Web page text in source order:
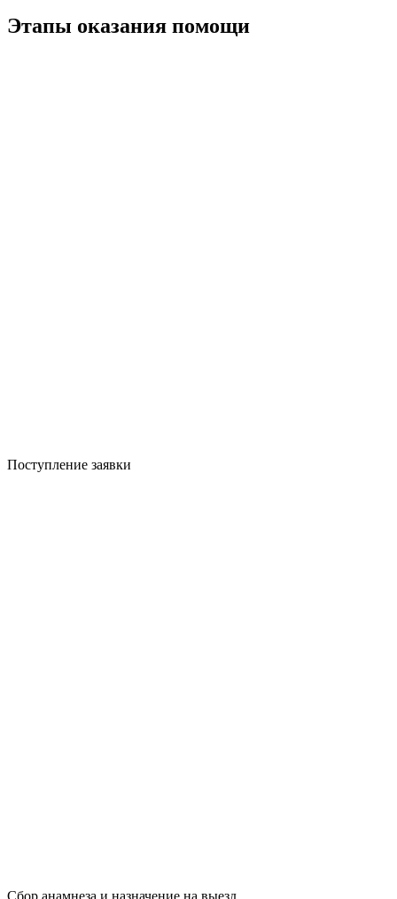
Этапы оказания помощи
Поступление заявки